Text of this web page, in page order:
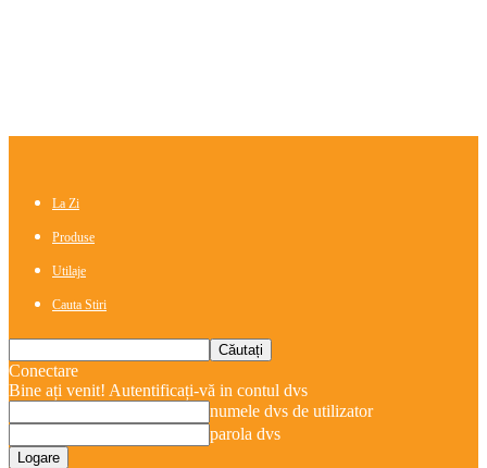
La Zi
Produse
Utilaje
Cauta Stiri
Conectare
Bine ați venit! Autentificați-vă in contul dvs
numele dvs de utilizator
parola dvs